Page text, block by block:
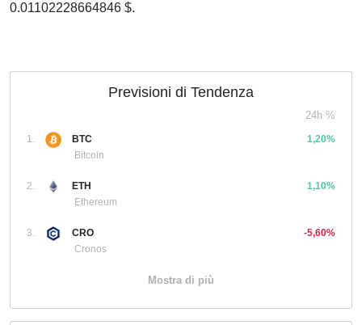
0.01102228664846 $.
Previsioni di Tendenza
24h %
1.
BTC
Bitcoin
1,20%
2.
ETH
Ethereum
1,10%
3.
CRO
Cronos
-5,60%
Mostra di più